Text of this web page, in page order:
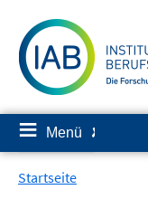
zum
Inhalt
≡ Menü ✘
Startseite